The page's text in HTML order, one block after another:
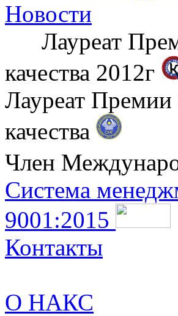
Новости
Лауреат
качества 2012г
Лауреат Премии
качества
Член
Система
9001:2015
Контакты
О НАКС